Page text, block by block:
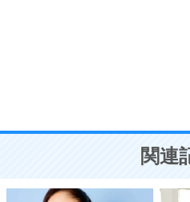
ことが大切。
関連